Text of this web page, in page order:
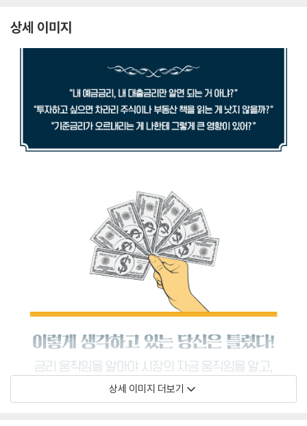
상세 이미지
상세 이미지 더보기